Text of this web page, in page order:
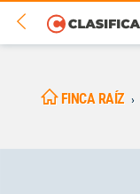
FINCA RAÍZ